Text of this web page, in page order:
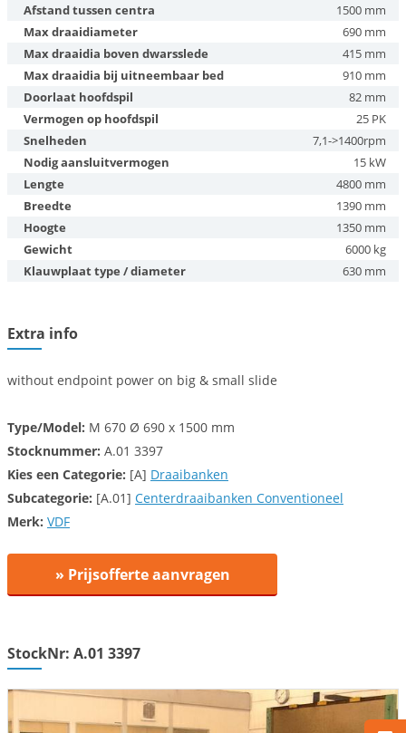
Afstand tussen centra
1500 mm
Max draaidiameter
690 mm
Max draaidia boven dwarsslede
415 mm
Max draaidia bij uitneembaar bed
910 mm
Doorlaat hoofdspil
82 mm
Vermogen op hoofdspil
25 PK
Snelheden
7,1->1400rpm
Nodig aansluitvermogen
15 kW
Lengte
4800 mm
Breedte
1390 mm
Hoogte
1350 mm
Gewicht
6000 kg
Klauwplaat type / diameter
630 mm
Extra info
without endpoint power on big & small slide
Type/Model: M 670 Ø 690 x 1500 mm
Stocknummer: A.01 3397
Kies een Categorie: [A] Draaibanken
Subcategorie: [A.01] Centerdraaibanken Conventioneel
Merk: VDF
» Prijsofferte aanvragen
StockNr: A.01 3397